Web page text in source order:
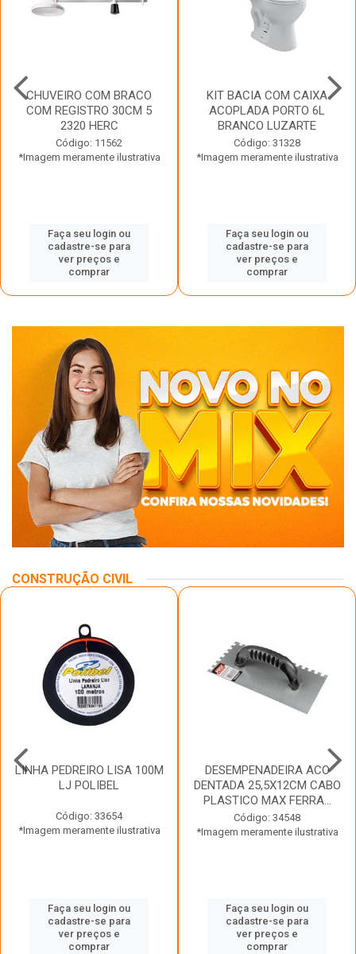
CHUVEIRO COM BRACO
COM REGISTRO 30CM 5
2320 HERC
Código: 11562
*Imagem meramente ilustrativa
Faça seu login ou
cadastre-se para
ver preços e
comprar
KIT BACIA COM CAIXA
ACOPLADA PORTO 6L
BRANCO LUZARTE
Código: 31328
*Imagem meramente ilustrativa
Faça seu login ou
cadastre-se para
ver preços e
comprar
CONSTRUÇÃO CIVIL
LINHA PEDREIRO LISA 100M
LJ POLIBEL
Código: 33654
*Imagem meramente ilustrativa
Faça seu login ou
cadastre-se para
ver preços e
comprar
DESEMPENADEIRA ACO
DENTADA 25,5X12CM CABO
PLASTICO MAX FERRA...
Código: 34548
*Imagem meramente ilustrativa
Faça seu login ou
cadastre-se para
ver preços e
comprar